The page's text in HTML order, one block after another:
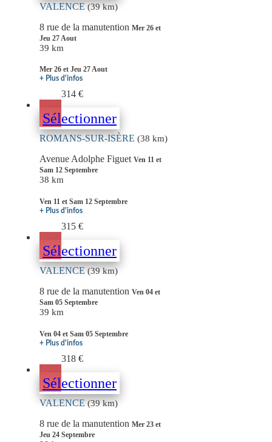
VALENCE(39 km)
8 rue de la manutention Mer 26 et
Jeu 27 Aout
39 km
Mer 26 et Jeu 27 Aout
+ Plus d'infos
314 €
Sélectionner
ROMANS-SUR-ISÈRE (38 km)
Avenue Adolphe Figuet Ven 11 et
Sam 12 Septembre
38 km
Ven 11 et Sam 12 Septembre
+ Plus d'infos
315 €
Sélectionner
VALENCE(39 km)
8 rue de la manutention Ven 04 et
Sam 05 Septembre
39 km
Ven 04 et Sam 05 Septembre
+ Plus d'infos
318 €
Sélectionner
VALENCE(39 km)
8 rue de la manutention Mer 23 et
Jeu 24 Septembre